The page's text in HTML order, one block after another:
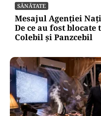
SĂNĂTATE
Mesajul Agenției
De ce au fost
Colebil și Panzcebil